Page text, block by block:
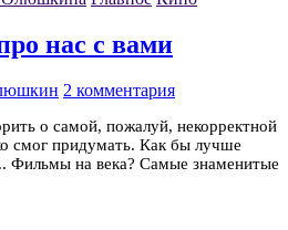
нас с вами
2 комментария
о самой, пожалуй, некорректной
смог придумать. Как бы лучше
Фильмы на века? Самые знаменитые